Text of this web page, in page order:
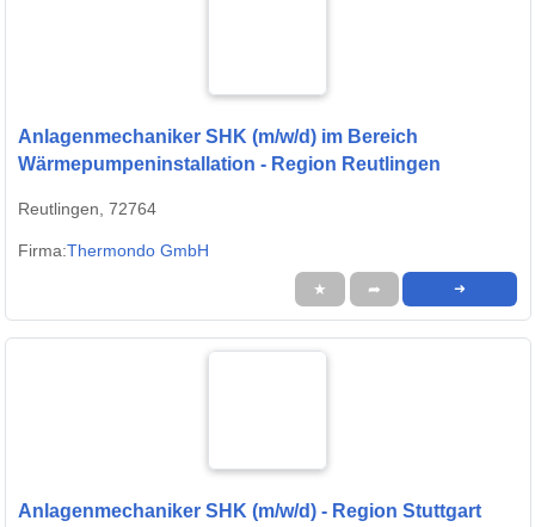
Anlagenmechaniker SHK (m/w/d) im Bereich
Wärmepumpeninstallation - Region Reutlingen
Reutlingen, 72764
Firma:Thermondo GmbH
★ ➦ ➜
Anlagenmechaniker SHK (m/w/d) - Region Stuttgart